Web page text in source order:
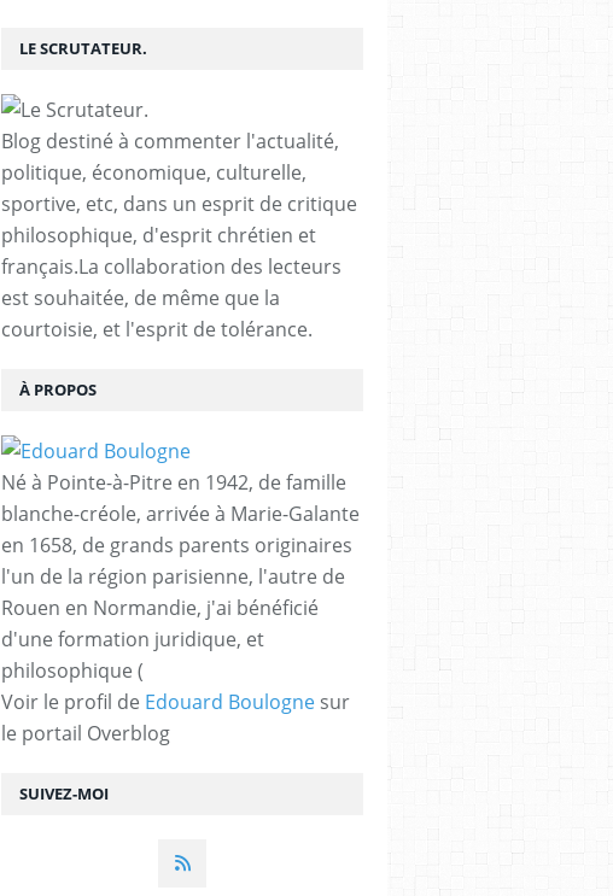
SUIVEZ-MOI
LE SCRUTATEUR.
Blog destiné à commenter l'actualité,
politique, économique, culturelle,
sportive, etc, dans un esprit de critique
philosophique, d'esprit chrétien et
français.La collaboration des lecteurs
est souhaitée, de même que la
courtoisie, et l'esprit de tolérance.
À PROPOS
Né à Pointe-à-Pitre en 1942, de famille
blanche-créole, arrivée à Marie-Galante
en 1658, de grands parents originaires
l'un de la région parisienne, l'autre de
Rouen en Normandie, j'ai bénéficié
d'une formation juridique, et
philosophique (
Voir le profil de Edouard Boulogne sur
le portail Overblog